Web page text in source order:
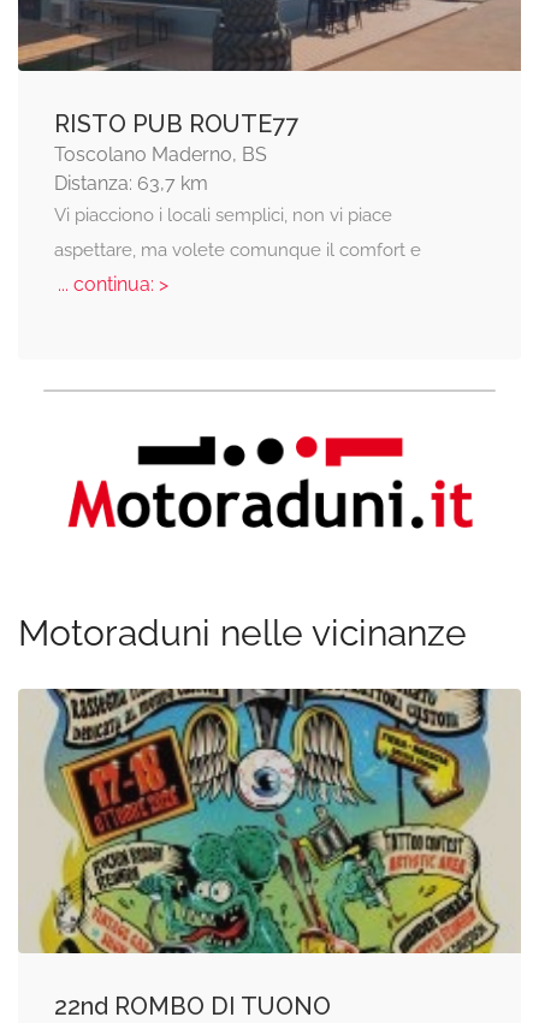
RISTO PUB ROUTE77
Toscolano Maderno, BS
Distanza: 63,7 km
Vi piacciono i locali semplici, non vi piace
aspettare, ma volete comunque il comfort e
... continua: >
Motoraduni nelle vicinanze
22nd ROMBO DI TUONO